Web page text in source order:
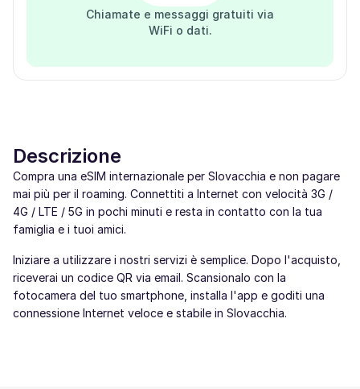
Chiamate e messaggi gratuiti via
WiFi o dati.
Descrizione
Compra una eSIM internazionale per Slovacchia e non pagare
mai più per il roaming. Connettiti a Internet con velocità 3G /
4G / LTE / 5G in pochi minuti e resta in contatto con la tua
famiglia e i tuoi amici.
Iniziare a utilizzare i nostri servizi è semplice. Dopo l'acquisto,
riceverai un codice QR via email. Scansionalo con la
fotocamera del tuo smartphone, installa l'app e goditi una
connessione Internet veloce e stabile in Slovacchia.